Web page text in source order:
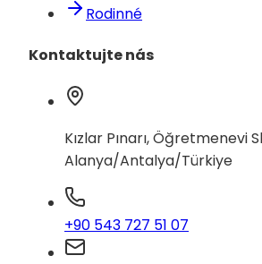
Rodinné
Kontaktujte nás
Kızlar Pınarı, Öğretmenevi
Alanya/Antalya/Türkiye
+90 543 727 51 07